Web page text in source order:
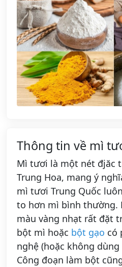
Thông tin về mì
Mì tươi là một nét đjăc
Trung Hoa, mang ý
mì tươi Trung Quốc
to hơn mì bình thường.
màu vàng nhạt rất đặt
bột mì hoặc bột gạo có
nghệ (hoặc không
Công đoạn làm bột